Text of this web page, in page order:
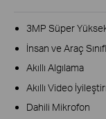
3MP Süper
İnsan ve Araç
Akıllı Algılama
Akıllı Video
Dahili Mikrofon